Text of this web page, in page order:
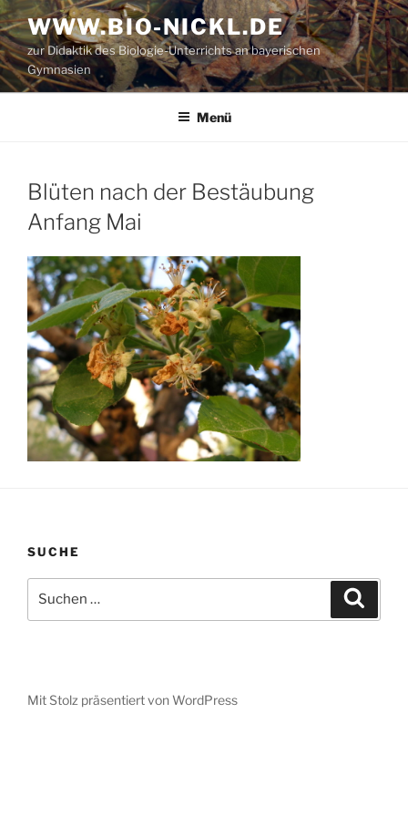
Zum
Inhalt
springen
WWW.BIO-NICKL.DE
zur Didaktik des Biologie-Unterrichts an bayerischen
Gymnasien
Menü
Blüten nach der Bestäubung
Anfang Mai
SUCHE
nach:
Mit Stolz präsentiert von WordPress